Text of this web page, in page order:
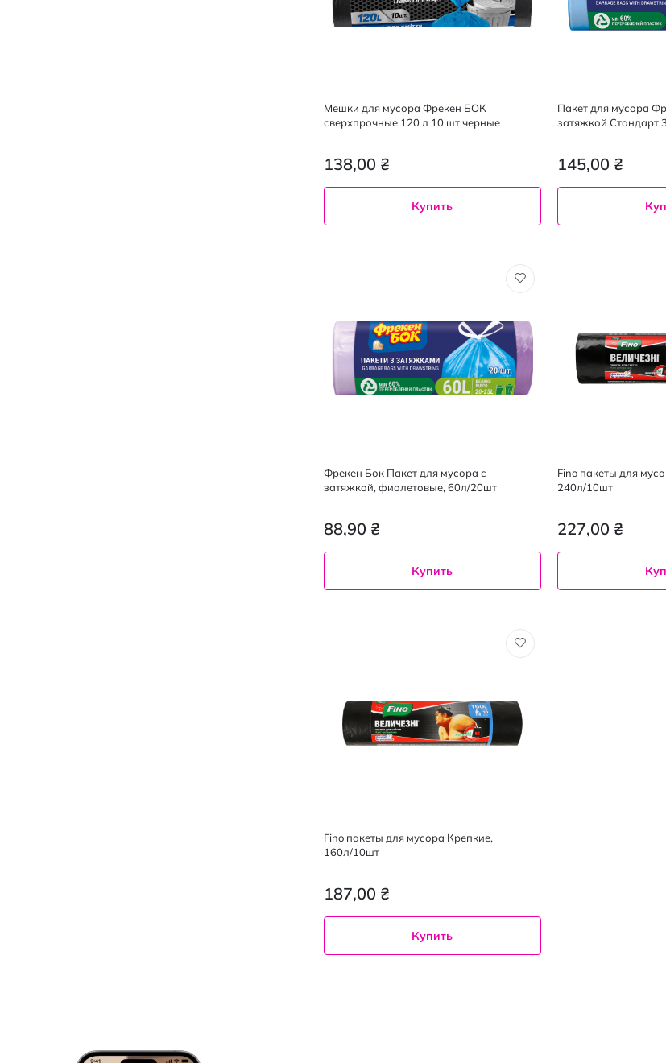
Мешки для мусора Фрекен БОК
сверхпрочные 120 л 10 шт черные
138,00 ₴
Купить
Пакет для мусора
затяжкой Стандарт
145,00 ₴
Фрекен Бок Пакет для мусора с
затяжкой, фиолетовые, 60л/20шт
88,90 ₴
Купить
Fino пакеты для
240л/10шт
227,00 ₴
Fino пакеты для мусора Крепкие,
160л/10шт
187,00 ₴
Купить